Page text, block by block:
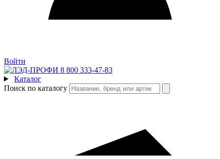
Войти
8 800 333-47-83
Каталог
Поиск по каталогу